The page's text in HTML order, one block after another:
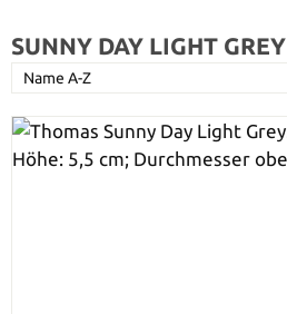
SUNNY DAY LIGHT GREY